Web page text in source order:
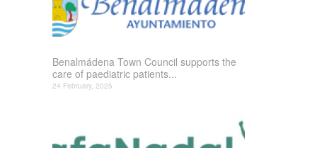
Benalmádena Town Council supports the
care of paediatric patients...
24 February, 2025